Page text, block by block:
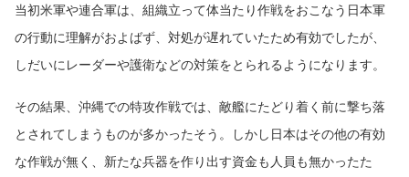
当初米軍や連合軍は、組織立って体当たり作戦をおこなう日本軍
の行動に理解がおよばず、対処が遅れていたため有効でしたが、
しだいにレーダーや護衛などの対策をとられるようになります。
その結果、沖縄での特攻作戦では、敵艦にたどり着く前に撃ち落
とされてしまうものが多かったそう。しかし日本はその他の有効
な作戦が無く、新たな兵器を作り出す資金も人員も無かったた